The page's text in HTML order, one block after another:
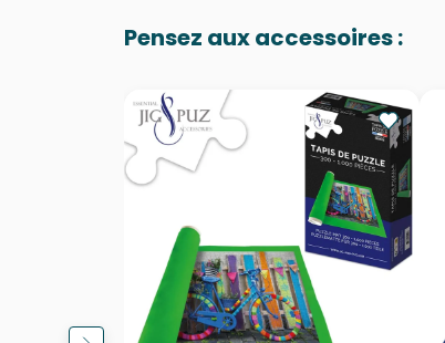
Pensez aux accessoires :